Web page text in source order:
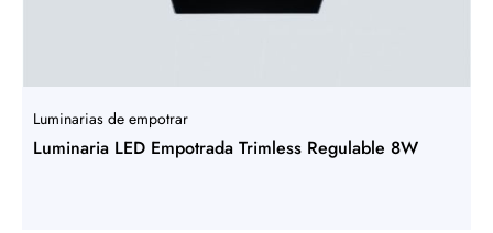
Luminarias de empotrar
Luminaria LED Empotrada Trimless Regulable 8W